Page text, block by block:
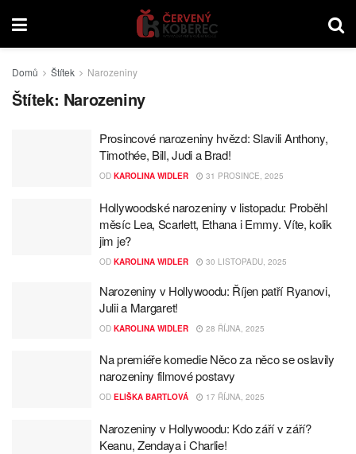
Domů Štítek Narozeniny
Štítek: Narozeniny
Prosincové narozeniny hvězd: Slavili Anthony,
Timothée, Bill, Judi a Brad!
OD KAROLINA WIDLER 31 PROSINCE, 2025
Hollywoodské narozeniny v listopadu: Proběhl
měsíc Lea, Scarlett, Ethana i Emmy. Víte, kolik
jim je?
OD KAROLINA WIDLER 30 LISTOPADU, 2025
Narozeniny v Hollywoodu: Říjen patří Ryanovi,
Julii a Margaret!
OD KAROLINA WIDLER 28 ŘÍJNA, 2025
Na premiéře komedie Něco za něco se oslavily
narozeniny filmové postavy
OD ELIŠKA BARTLOVÁ 17 ŘÍJNA, 2025
Narozeniny v Hollywoodu: Kdo září v září?
Keanu, Zendaya i Charlie!